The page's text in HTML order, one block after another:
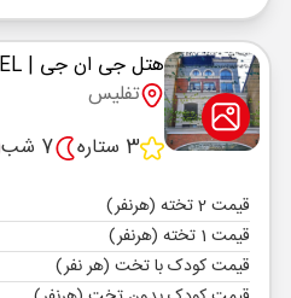
هتل جی ان جی | GNG HOTEL
تفلیس
3 ستاره
7 شب
قیمت 2 تخته (هرنفر)
قیمت 1 تخته (هرنفر)
قیمت کودک با تخت (هر نفر)